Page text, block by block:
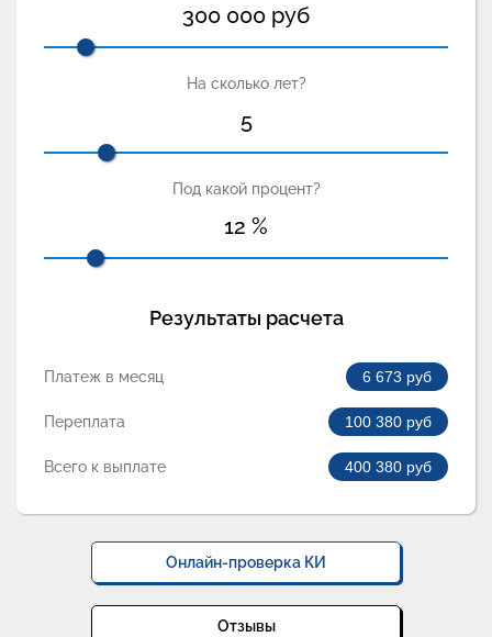
300 000 руб
На сколько лет?
5
Под какой процент?
12 %
Результаты расчета
Платеж в месяц 6 673 руб
Переплата 100 380 руб
Всего к выплате 400 380 руб
Онлайн-проверка КИ
Отзывы